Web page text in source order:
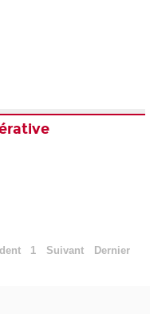
1 Suivant Dernier